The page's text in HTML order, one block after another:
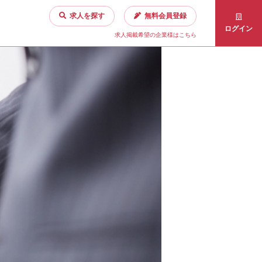
求人を探す 無料会員登録
求人掲載希望の企業様はこちら
ログイン